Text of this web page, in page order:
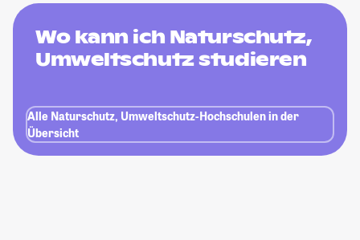
Wo kann ich Naturschutz,
Umweltschutz studieren
Alle Naturschutz, Umweltschutz-Hochschulen in der
Übersicht